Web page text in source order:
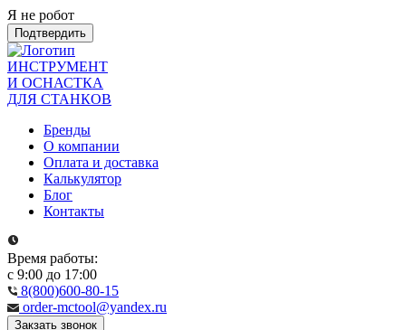
Я не робот
Подтвердить
ИНСТРУМЕНТ
И ОСНАСТКА
ДЛЯ СТАНКОВ
Бренды
О компании
Оплата и доставка
Калькулятор
Блог
Контакты
Время работы:
с 9:00 до 17:00
8(800)600-80-15
order-mctool@yandex.ru
Закзать звонок